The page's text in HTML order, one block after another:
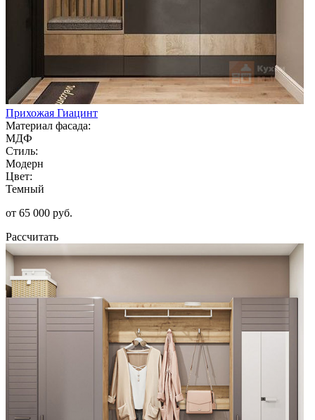
Прихожая Гиацинт
Материал фасада:
МДФ
Стиль:
Модерн
Цвет:
Темный
от 65 000 руб.
Рассчитать